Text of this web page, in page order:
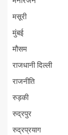
मसूरी
मुंबई
मौसम
राजधानी दिल्ली
राजनीति
रुड़की
रुद्रपुर
रुद्रप्रयाग